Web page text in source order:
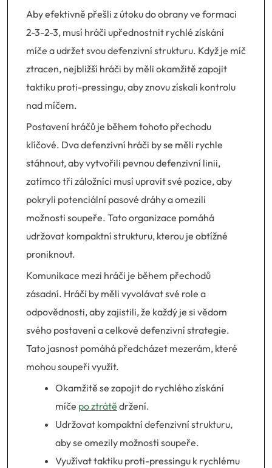
Aby efektivně přešli z útoku do obrany ve formaci
2-3-2-3, musí hráči upřednostnit rychlé získání
míče a udržet svou defenzivní strukturu. Když je míč
ztracen, nejbližší hráči by měli okamžitě zapojit
taktiku proti-pressingu, aby znovu získali kontrolu
nad míčem.
Postavení hráčů je během tohoto přechodu
klíčové. Dva defenzivní hráči by se měli rychle
stáhnout, aby vytvořili pevnou defenzivní linii,
zatímco tři záložníci musí upravit své pozice, aby
pokryli potenciální pasové dráhy a omezili
možnosti soupeře. Tato organizace pomáhá
udržovat kompaktní strukturu, kterou je obtížné
proniknout.
Komunikace mezi hráči je během přechodů
zásadní. Hráči by měli vyvolávat své role a
odpovědnosti, aby zajistili, že každý je si vědom
svého postavení a celkové defenzivní strategie.
Tato jasnost pomáhá předcházet mezerám, které
mohou soupeři využít.
Okamžitě se zapojit do rychlého získání
míče po ztrátě držení.
Udržovat kompaktní defenzivní strukturu,
aby se omezily možnosti soupeře.
Využívat taktiku proti-pressingu k rychlému